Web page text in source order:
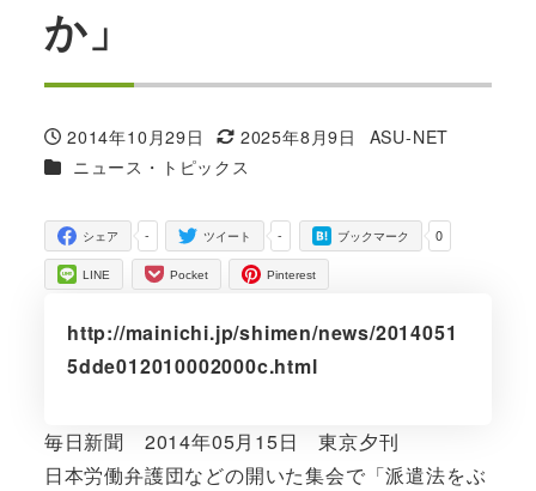
か」
投稿日
2014年10月29日
更新日
2025年8月9日
著
ASU-NET
カテゴリー
ニュース・トピックス
-
シェア -
ツイート 0
ブックマーク
LINE Pocket Pinterest
http://mainichi.jp/shimen/news/2014051
5dde012010002000c.html
毎日新聞 2014年05月15日 東京夕刊
日本労働弁護団などの開いた集会で「派遣法をぶ